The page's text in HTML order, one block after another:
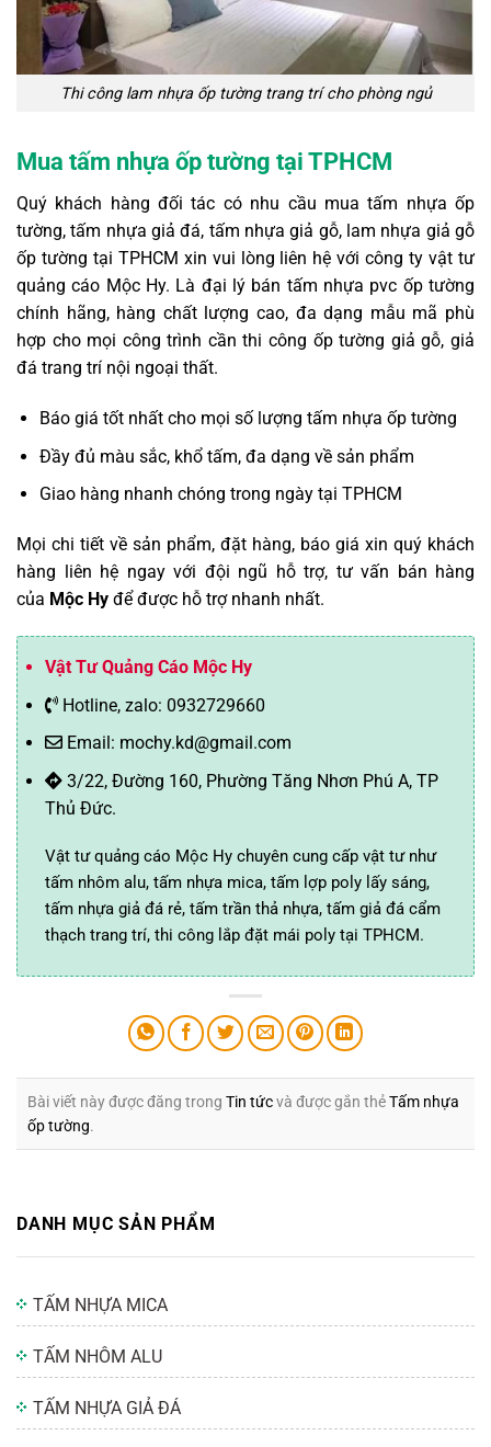
Thi công lam nhựa ốp tườngtrang trí cho phòng ngủ
Mua tấm nhựa ốp tường tại TPHCM
Quý khách hàng đối tác có nhu cầu mua tấm nhựa ốp
tường, tấm nhựa giả đá, tấm nhựa giả gỗ, lam nhựa giả gỗ
ốp tường tại TPHCM xin vui lòng liên hệ với công ty vật tư
quảng cáo Mộc Hy. Là đại lý bán tấm nhựa pvc ốp tường
chính hãng, hàng chất lượng cao, đa dạng mẫu mã phù
hợp cho mọi công trình cần thi công ốp tường giả gỗ, giả
đá trang trí nội ngoại thất.
Báo giá tốt nhất cho mọi số lượng tấm nhựa ốp tường
Đầy đủ màu sắc, khổ tấm, đa dạng về sản phẩm
Giao hàng nhanh chóng trong ngày tại TPHCM
Mọi chi tiết về sản phẩm, đặt hàng, báo giá xin quý khách
hàng liên hệ ngay với đội ngũ hỗ trợ, tư vấn bán hàng
của Mộc Hy để được hỗ trợ nhanh nhất.
Vật Tư Quảng Cáo Mộc Hy
Hotline, zalo: 0932729660
Email: mochy.kd@gmail.com
3/22, Đường 160, Phường Tăng Nhơn Phú A, TP
Thủ Đức.
Vật tư quảng cáo Mộc Hy chuyên cung cấp vật tư như
tấm nhôm alu, tấm nhựa mica, tấm lợp poly lấy sáng,
tấm nhựa giả đá rẻ, tấm trần thả nhựa, tấm giả đá cẩm
thạch trang trí, thi công lắp đặt mái poly tại TPHCM.
Bài viết này được đăng trong Tin tứcvà được gắn thẻTấm nhựa
ốp tường.
DANH MỤC SẢN PHẨM
TẤM NHỰA MICA
TẤM NHÔM ALU
TẤM NHỰA GIẢ ĐÁ